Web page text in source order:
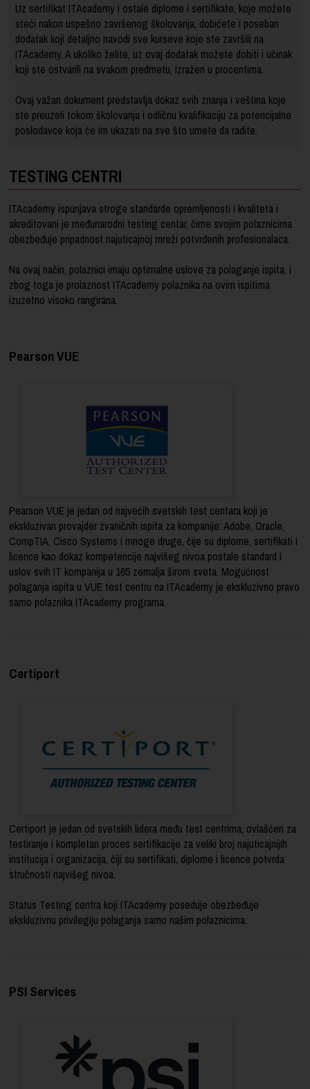
Uz sertifikat ITAcademy i ostale diplome i sertifikate, koje možete
steći nakon uspešno završenog školovanja, dobićete i poseban
dodatak koji detaljno navodi sve kurseve koje ste završili na
ITAcademy. A ukoliko želite, uz ovaj dodatak možete dobiti i učinak
koji ste ostvarili na svakom predmetu, izražen u procentima.
Ovaj važan dokument predstavlja dokaz svih znanja i veština koje
ste preuzeli tokom školovanja i odličnu kvalifikaciju za potencijalne
poslodavce koja će im ukazati na sve što umete da radite.
TESTING CENTRI
ITAcademy ispunjava stroge standarde opremljenosti i kvaliteta i
akreditovani je međunarodni testing centar, čime svojim polaznicima
obezbeđuje pripadnost najuticajnoj mreži potvrđenih profesionalaca.
Na ovaj način, polaznici imaju optimalne uslove za polaganje ispita, i
zbog toga je prolaznost ITAcademy polaznika na ovim ispitima
izuzetno visoko rangirana.
Pearson VUE
Pearson VUE je jedan od najvećih svetskih test centara koji je
ekskluzivan provajder zvaničnih ispita za kompanije: Adobe, Oracle,
CompTIA, Cisco Systems i mnoge druge, čije su diplome, sertifikati i
licence kao dokaz kompetencije najvišeg nivoa postale standard i
uslov svih IT kompanija u 165 zemalja širom sveta. Mogućnost
polaganja ispita u VUE test centru na ITAcademy je ekskluzivno pravo
samo polaznika ITAcademy programa.
Certiport
Certiport je jedan od svetskih lidera među test centrima, ovlašćen za
testiranje i kompletan proces sertifikacije za veliki broj najuticajnijih
institucija i organizacija, čiji su sertifikati, diplome i licence potvrda
stručnosti najvišeg nivoa.
Status Testing centra koji ITAcademy poseduje obezbeđuje
ekskluzivnu privilegiju polaganja samo našim polaznicima.
PSI Services